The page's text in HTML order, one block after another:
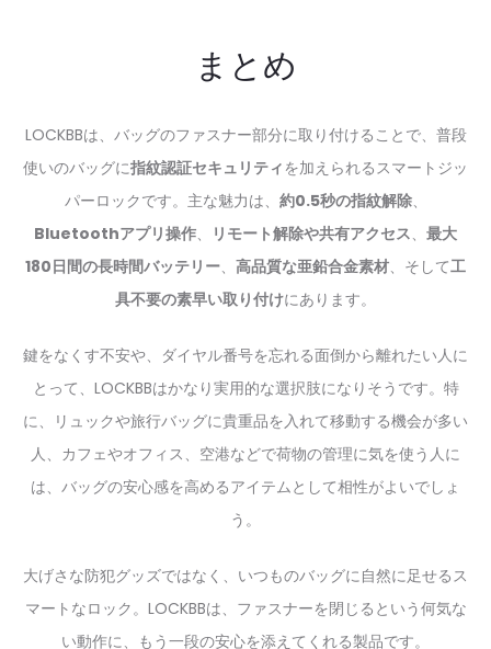
まとめ
LOCKBBは、バッグのファスナー部分に取り付けることで、普段
使いのバッグに指紋認証セキュリティ を加えられるスマートジッ
パーロックです。主な魅力は、 約0.5秒の指紋解除、
Bluetoothアプリ操作、 リモート解除や共有アクセス、 最大
180日間の長時間バッテリー、 高品質な亜鉛合金素材、そして工
具不要の素早い取り付けにあります。
鍵をなくす不安や、ダイヤル番号を忘れる面倒から離れたい人に
とって、LOCKBBはかなり実用的な選択肢になりそうです。特
に、リュックや旅行バッグに貴重品を入れて移動する機会が多い
人、カフェやオフィス、空港などで荷物の管理に気を使う人に
は、バッグの安心感を高めるアイテムとして相性がよいでしょ
う。
大げさな防犯グッズではなく、いつものバッグに自然に足せるス
マートなロック。LOCKBBは、ファスナーを閉じるという何気な
い動作に、もう一段の安心を添えてくれる製品です。